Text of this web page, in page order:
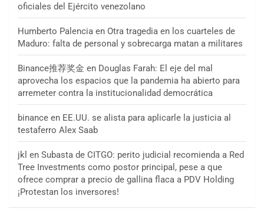
oficiales del Ejército venezolano
Humberto Palencia en Otra tragedia en los cuarteles de
Maduro: falta de personal y sobrecarga matan a militares
Binance推荐奖金 en Douglas Farah: El eje del mal
aprovecha los espacios que la pandemia ha abierto para
arremeter contra la institucionalidad democrática
binance en EE.UU. se alista para aplicarle la justicia al
testaferro Alex Saab
jkl en Subasta de CITGO: perito judicial recomienda a Red
Tree Investments como postor principal, pese a que
ofrece comprar a precio de gallina flaca a PDV Holding
¡Protestan los inversores!